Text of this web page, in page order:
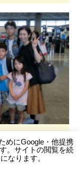
サマースクール
が数多くある全
ートや…
めにGoogle・他提携
。サイトの閲覧を続
なります。